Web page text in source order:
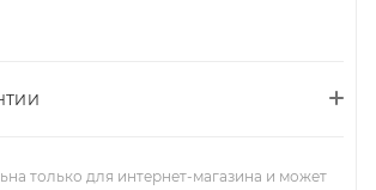
только для интернет-магазина и может